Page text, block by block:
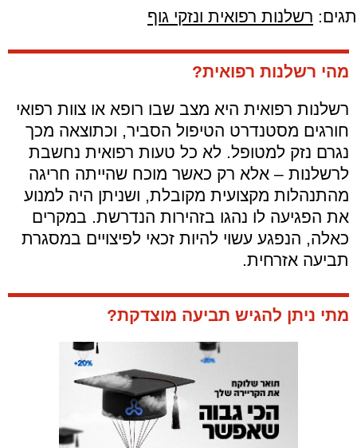
תגים: רשלנות רפואית ונזקי גוף
מהי רשלנות רפואית?
רשלנות רפואית היא מצב שבו רופא או צוות רפואי
חורגים מסטנדרט הטיפול הסביר, וכתוצאה מכך
נגרם נזק למטופל. לא כל טעות רפואית נחשבת
לרשלנות – אלא רק כאשר מוכח שהייתה חריגה
מהתנהלות מקצועית מקובלת, ושניתן היה למנוע
את הפגיעה לו נהגו בזהירות הנדרשת. במקרים
כאלה, הנפגע עשוי להיות זכאי לפיצויים במסגרת
תביעה אזרחית.
מתי ניתן להגיש תביעה מוצדקת?